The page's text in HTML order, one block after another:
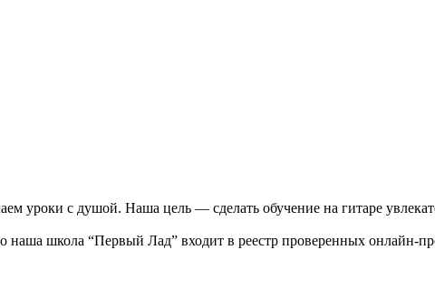
уроки с душой. Наша цель — сделать обучение на гитаре
наша школа “Первый Лад” входит в реестр проверенных онлайн-